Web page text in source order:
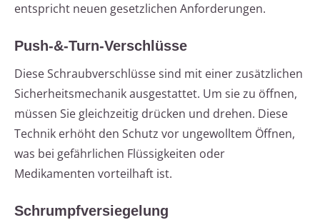
entspricht neuen gesetzlichen Anforderungen.
Push-&-Turn-Verschlüsse
Diese Schraubverschlüsse sind mit einer zusätzlichen
Sicherheitsmechanik ausgestattet. Um sie zu öffnen,
müssen Sie gleichzeitig drücken und drehen. Diese
Technik erhöht den Schutz vor ungewolltem Öffnen,
was bei gefährlichen Flüssigkeiten oder
Medikamenten vorteilhaft ist.
Schrumpfversiegelung